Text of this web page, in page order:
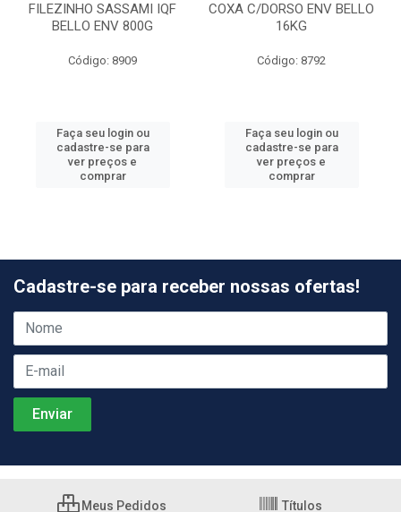
FILEZINHO SASSAMI IQF
BELLO ENV 800G
Código: 8909
Faça seu login ou
cadastre-se para
ver preços e
comprar
COXA C/DORSO ENV BELLO
16KG
Código: 8792
Faça seu login ou
cadastre-se para
ver preços e
comprar
Cadastre-se para receber nossas ofertas!
Meus Pedidos Títulos